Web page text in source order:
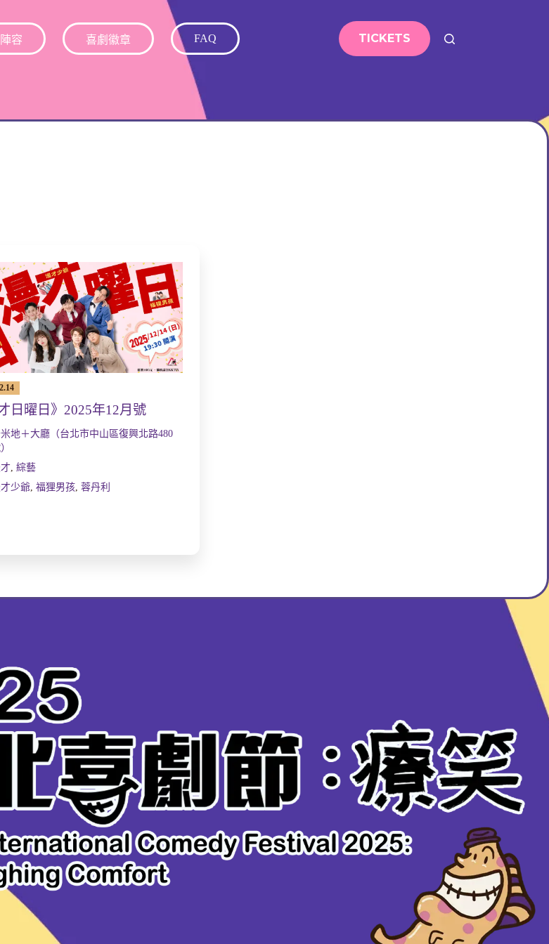
容 喜劇徽章 FAQ TICKETS
日曜日》2025年12月號
地＋大廳（台北市中山區復興北路480
,綜藝
少爺 ,福狸男孩 ,蓉丹利